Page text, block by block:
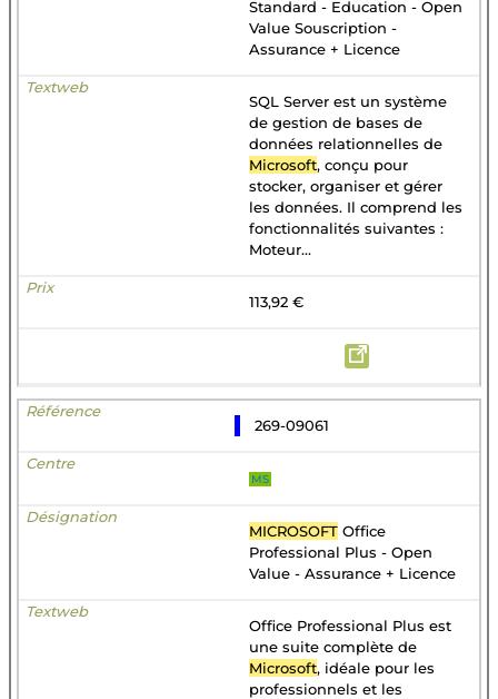
Standard - Education - Open
Value Souscription -
Assurance + Licence
SQL Server est un système
de gestion de bases de
données relationnelles de
Microsoft, conçu pour
stocker, organiser et gérer
les données. Il comprend les
fonctionnalités suivantes :
Moteur...
113,92 €
269-09061
MS
MICROSOFT Office
Professional Plus - Open
Value - Assurance + Licence
Office Professional Plus est
une suite complète de
Microsoft, idéale pour les
professionnels et les